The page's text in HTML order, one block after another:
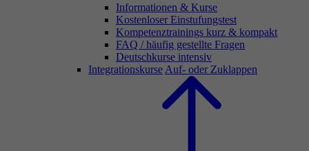
Informationen & Kurse
Kostenloser Einstufungstest
Kompetenztrainings kurz & kompakt
FAQ / häufig gestellte Fragen
Deutschkurse intensiv
Integrationskurse Auf- oder Zuklappen